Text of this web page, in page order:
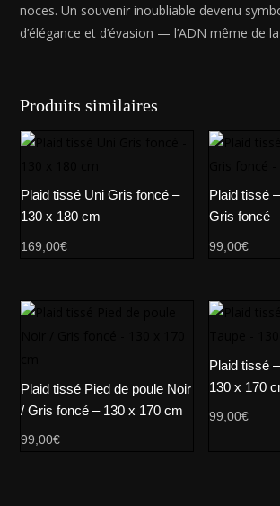
noces. Un souvenir inoubliable devenu
d’élégance et d’évasion — l’ADN même de
Produits similaires
Plaid tissé Uni Gris foncé –
130 x 180 cm
169,00€
Plaid tissé
Gris foncé
99,00€
Plaid tissé Pied de poule Noir
/ Gris foncé – 130 x 170 cm
99,00€
Plaid tissé
130 x 170
99,00€